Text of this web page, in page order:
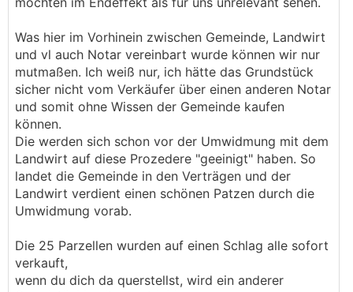
Was hier im Vorhinein zwischen Gemeinde, Landwirt
und vl auch Notar vereinbart wurde können wir nur
mutmaßen. Ich weiß nur, ich hätte das Grundstück
sicher nicht vom Verkäufer über einen anderen Notar
und somit ohne Wissen der Gemeinde kaufen
können.
Die werden sich schon vor der Umwidmung mit dem
Landwirt auf diese Prozedere "geeinigt" haben. So
landet die Gemeinde in den Verträgen und der
Landwirt verdient einen schönen Patzen durch die
Umwidmung vorab.
Die 25 Parzellen wurden auf einen Schlag alle sofort
verkauft,
wenn du dich da querstellst, wird ein anderer